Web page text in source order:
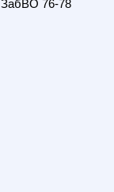
ЗабВО 76-78